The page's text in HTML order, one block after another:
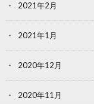
2021年2月
2021年1月
2020年12月
2020年11月